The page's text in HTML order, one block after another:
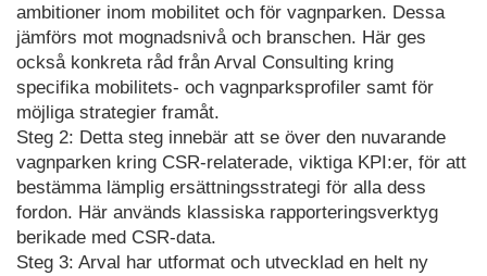
ambitioner inom mobilitet och för vagnparken. Dessa
jämförs mot mognadsnivå och branschen. Här ges
också konkreta råd från Arval Consulting kring
specifika mobilitets- och vagnparksprofiler samt för
möjliga strategier framåt.
Steg 2: Detta steg innebär att se över den nuvarande
vagnparken kring CSR-relaterade, viktiga KPI:er, för att
bestämma lämplig ersättningsstrategi för alla dess
fordon. Här används klassiska rapporteringsverktyg
berikade med CSR-data.
Steg 3: Arval har utformat och utvecklad en helt ny